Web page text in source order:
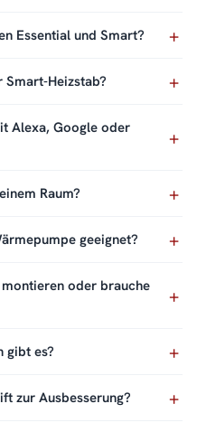
Essential und Smart?
Heizstab?
Alexa, Google oder
Raum?
geeignet?
oder brauche
gibt es?
zur Ausbesserung?